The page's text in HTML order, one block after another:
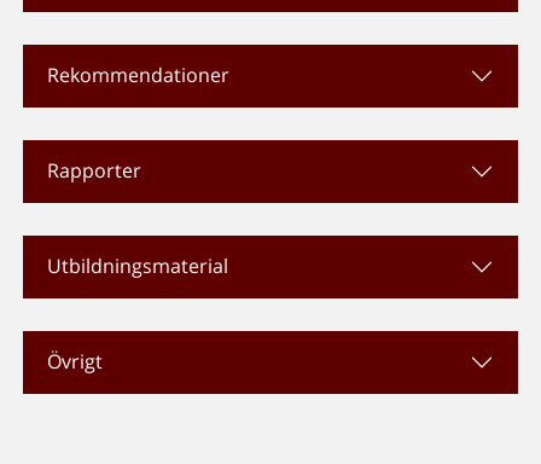
Rekommendationer
Rapporter
Utbildningsmaterial
Övrigt